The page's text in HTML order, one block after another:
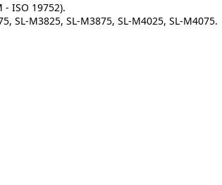
- ISO 19752).
SL-M3825, SL-M3875, SL-M4025, SL-M4075.